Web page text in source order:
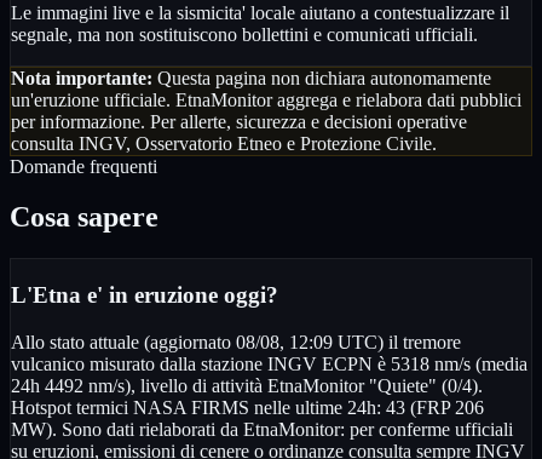
Le immagini live e la sismicita' locale aiutano a contestualizzare il
segnale, ma non sostituiscono bollettini e comunicati ufficiali.
Nota importante: Questa pagina non dichiara autonomamente
un'eruzione ufficiale. EtnaMonitor aggrega e rielabora dati pubblici
per informazione. Per allerte, sicurezza e decisioni operative
consulta INGV, Osservatorio Etneo e Protezione Civile.
Domande frequenti
Cosa sapere
L'Etna e' in eruzione oggi?
Allo stato attuale (aggiornato 08/08, 12:09 UTC) il tremore
vulcanico misurato dalla stazione INGV ECPN è 5318 nm/s (media
24h 4492 nm/s), livello di attività EtnaMonitor "Quiete" (0/4).
Hotspot termici NASA FIRMS nelle ultime 24h: 43 (FRP 206
MW). Sono dati rielaborati da EtnaMonitor: per conferme ufficiali
su eruzioni, emissioni di cenere o ordinanze consulta sempre INGV